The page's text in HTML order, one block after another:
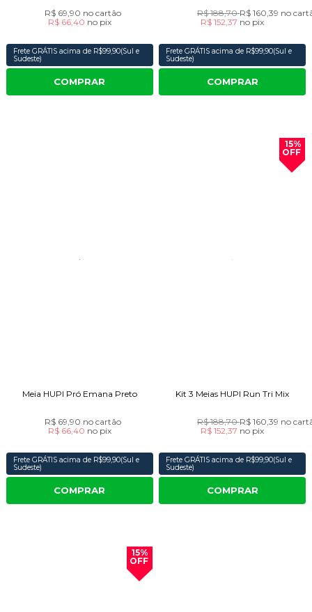
R$ 69,90 no cartão
R$ 66,40 no pix
Frete GRÁTIS acima de R$99,90(Sul e
Sudeste)
COMPRAR
R$ 188,70R$ 160,39 no
R$ 152,37 no pix
Frete GRÁTIS acima de R$99,90(Sul e
Sudeste)
COMPRAR
Meia HUPI Pró Emana Preto
R$ 69,90 no cartão
R$ 66,40 no pix
Frete GRÁTIS acima de R$99,90(Sul e
Sudeste)
COMPRAR
15%
OFF
Kit 3 Meias HUPI Run Tri Mix
R$ 188,70R$ 160,39 no
R$ 152,37 no pix
Frete GRÁTIS acima de R$99,90(Sul e
Sudeste)
COMPRAR
15%
OFF